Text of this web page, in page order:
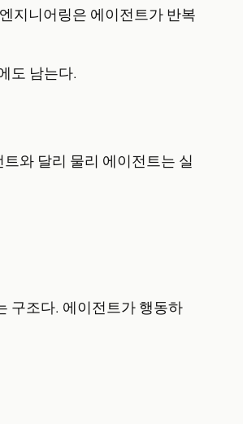
지니어링은 에이전트가 반복
도 남는다.
와 달리 물리 에이전트는 실
구조다. 에이전트가 행동하